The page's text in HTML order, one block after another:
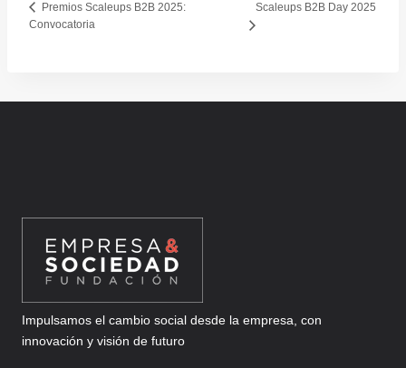
Premios Scaleups B2B 2025:
Convocatoria
Scaleups B2B Day 2025
Impulsamos el cambio social desde la empresa, con
innovación y visión de futuro